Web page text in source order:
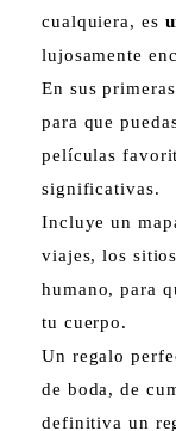
cualquiera, es
lujosamente
En sus
para que
películas
significativas.
Incluye un
viajes, los
humano, para
tu cuerpo.
Un regalo
de boda, de
definitiva un